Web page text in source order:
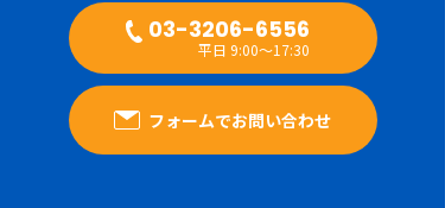
03-3206-6556
平日 9:00～17:30
フォームでお問い合わせ